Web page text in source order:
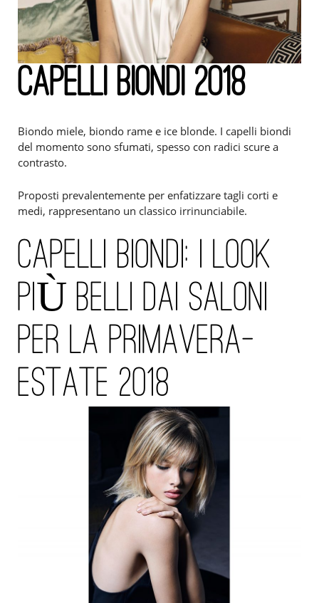
CAPELLI BIONDI 2018
Biondo miele, biondo rame e ice blonde. I capelli biondi
del momento sono sfumati, spesso con radici scure a
contrasto.
Proposti prevalentemente per enfatizzare tagli corti e
medi, rappresentano un classico irrinunciabile.
CAPELLI BIONDI: I LOOK
PIÙ BELLI DAI SALONI
PER LA PRIMAVERA-
ESTATE 2018